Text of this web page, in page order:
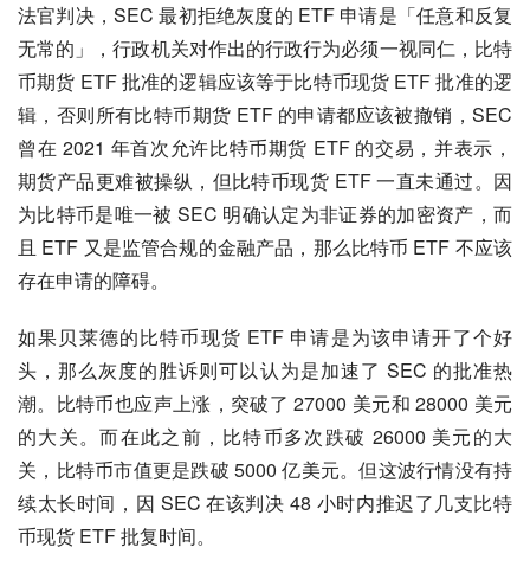
法官判决，SEC 最初拒绝灰度的 ETF 申请是「任意和反复
无常的」，行政机关对作出的行政行为必须一视同仁，比特
币期货 ETF 批准的逻辑应该等于比特币现货 ETF 批准的逻
辑，否则所有比特币期货 ETF 的申请都应该被撤销，SEC
曾在 2021 年首次允许比特币期货 ETF 的交易，并表示，
期货产品更难被操纵，但比特币现货 ETF 一直未通过。因
为比特币是唯一被 SEC 明确认定为非证券的加密资产，而
且 ETF 又是监管合规的金融产品，那么比特币 ETF 不应该
存在申请的障碍。
如果贝莱德的比特币现货 ETF 申请是为该申请开了个好
头，那么灰度的胜诉则可以认为是加速了 SEC 的批准热
潮。比特币也应声上涨，突破了 27000 美元和 28000 美元
的大关。而在此之前，比特币多次跌破 26000 美元的大
关，比特币市值更是跌破 5000 亿美元。但这波行情没有持
续太长时间，因 SEC 在该判决 48 小时内推迟了几支比特
币现货 ETF 批复时间。